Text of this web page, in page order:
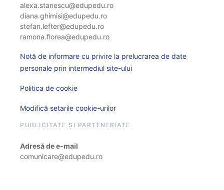
alexa.stanescu@edupedu.ro
diana.ghimisi@edupedu.ro
stefan.lefter@edupedu.ro
ramona.florea@edupedu.ro
Notă de informare cu privire la prelucrarea de date
personale prin intermediul site-ului
Politica de cookie
Modifică setarile cookie-urilor
PUBLICITATE ȘI PARTENERIATE
Adresă de e-mail
comunicare@edupedu.ro